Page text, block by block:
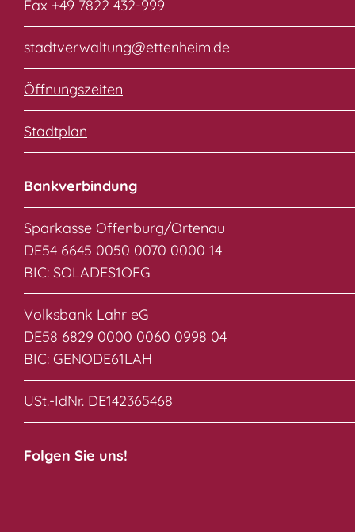
Fax +49 7822 432-999
stadtverwaltung@ettenheim.de
Öffnungszeiten
Stadtplan
Bankverbindung
Sparkasse Offenburg/Ortenau
DE54 6645 0050 0070 0000 14
BIC: SOLADES1OFG
Volksbank Lahr eG
DE58 6829 0000 0060 0998 04
BIC: GENODE61LAH
USt.-IdNr. DE142365468
Folgen Sie uns!